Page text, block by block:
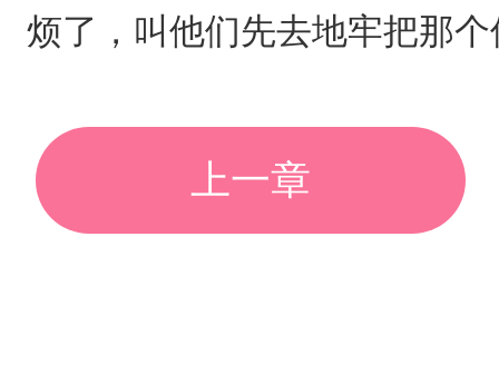
烦了，叫他们先去地牢把那个
上一章